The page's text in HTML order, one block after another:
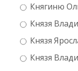
Княгиню
Князя
Князя
Князя